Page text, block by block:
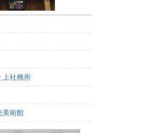
上社務所
美術館